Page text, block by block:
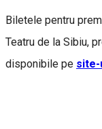
Biletele pentru
Teatru de la Sibiu,
disponibile pe site-